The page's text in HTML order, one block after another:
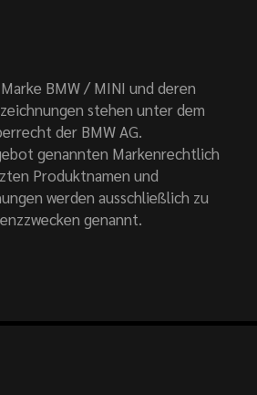
BMW / MINI und deren
stehen unter dem
der BMW AG.
genannten Markenrechtlich
Produktnamen und
werden ausschließlich zu
genannt.